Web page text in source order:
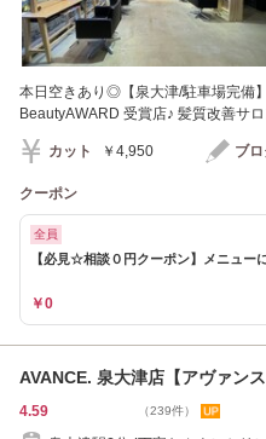
本日空きあり◎【泉大津/駐車場完備
BeautyAWARD 受賞店♪ 髪質改善サ
カット ￥4,950 ブ
クーポン
全員
【必見☆相談０円クーポン】メニュー
￥0
AVANCE. 泉大津店【アヴァンス
4.59 （239件）